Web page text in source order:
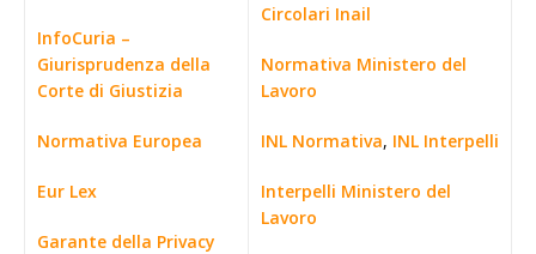
InfoCuria –
Giurisprudenza della
Corte di Giustizia
Normativa Europea
Eur Lex
Garante della Privacy
Circolari Inail
Normativa Ministero del
Lavoro
INL Normativa, INL Interpelli
Interpelli Ministero del
Lavoro